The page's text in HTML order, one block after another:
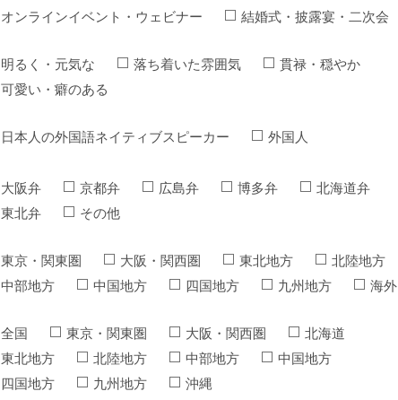
オンラインイベント・ウェビナー
結婚式・披露宴・二次会
明るく・元気な 落ち着いた雰囲気
貫禄・穏やか
可愛い・癖のある
日本人の外国語ネイティブスピーカー 外国人
大阪弁 京都弁 広島弁 博多弁
北海道弁
東北弁
その他
東京・関東圏 大阪・関西圏 東北地方
北陸地方
中部地方
中国地方 四国地方 九州地方 海外
全国 東京・関東圏 大阪・関西圏
北海道
東北地方
北陸地方 中部地方
中国地方
四国地方
九州地方 沖縄